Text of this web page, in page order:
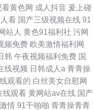
黄色网 成人抖音 爰上碰
看 国产三级视频在线 91
站人 黄色91福利社 污网
频免费 欧美激情福利网
韩 午夜视频福利免费 国
线视频 日韩成人a 青青操
观看的 白丝美女自慰网
线观看 黄网站av在线 国产
情 91干啪啪 青青操青青